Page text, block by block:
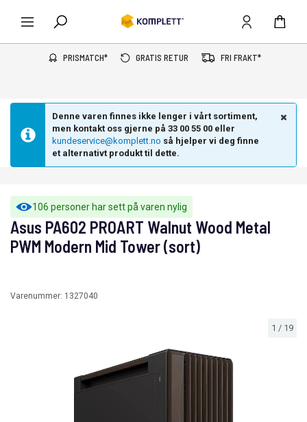
PRISMATCH* GRATIS RETUR FRI FRAKT*
Denne varen finnes ikke lenger i vårt sortiment,
men kontakt oss gjerne på 33 00 55 00 eller
kundeservice@komplett.no så hjelper vi deg finne
et alternativt produkt til dette.
106 personer har sett på varen nylig
1 / 19
Asus PA602 PROART Walnut Wood Metal
PWM Modern Mid Tower (sort)
Varenummer: 1327040